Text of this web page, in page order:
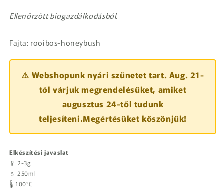
Ellenőrzött biogazdálkodásból.
Fajta: rooibos-honeybush
⚠️ Webshopunk nyári szünetet tart. Aug. 21-
tól várjuk megrendelésüket, amiket
augusztus 24-től tudunk
teljesíteni.Megértésüket köszönjük!
Elkészítési javaslat
🥄 2-3g
💧 250ml
🌡️ 100°C